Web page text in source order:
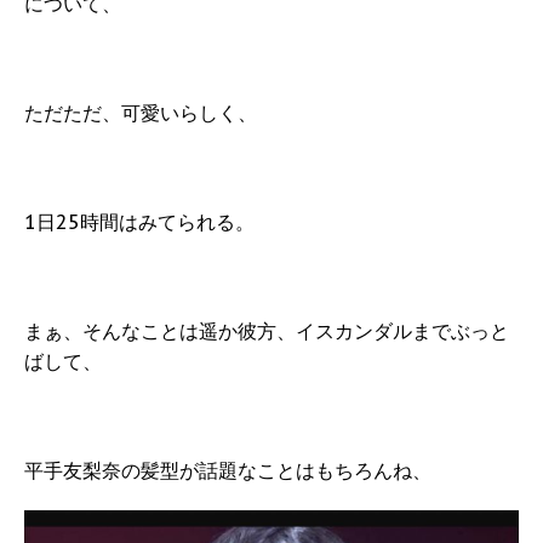
ただただ、可愛いらしく、
1日25時間はみてられる。
まぁ、そんなことは遥か彼方、イスカンダルまでぶっと
ばして、
平手友梨奈の髪型が話題なことはもちろんね、